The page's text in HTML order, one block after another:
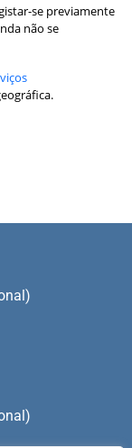
se previamente
não se